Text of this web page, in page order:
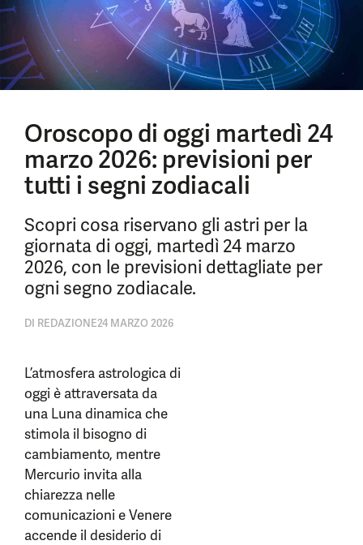
Oroscopo di oggi martedì 24
marzo 2026: previsioni per
tutti i segni zodiacali
Scopri cosa riservano gli astri per la
giornata di oggi, martedì 24 marzo
2026, con le previsioni dettagliate per
ogni segno zodiacale.
DI REDAZIONE24 MARZO 2026
L’atmosfera astrologica di
oggi è attraversata da
una Luna dinamica che
stimola il bisogno di
cambiamento, mentre
Mercurio invita alla
chiarezza nelle
comunicazioni e Venere
accende il desiderio di